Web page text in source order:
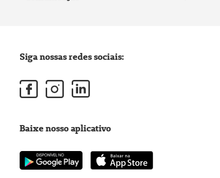
Siga nossas redes sociais:
Baixe nosso aplicativo